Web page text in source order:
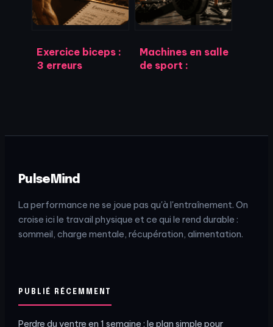
Exercice biceps :
3 erreurs
Machines en salle
de sport :
PulseMind
La performance ne se joue pas qu'à l'entraînement. On
croise ici le travail physique et ce qui le rend durable :
sommeil, charge mentale, récupération, alimentation.
PUBLIÉ RÉCEMMENT
Perdre du ventre en 1 semaine : le plan simple pour